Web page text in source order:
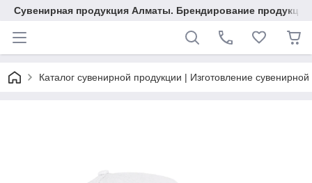
Сувенирная продукция Алматы. Брендирование
Каталог сувенирной продукции | Изготовление